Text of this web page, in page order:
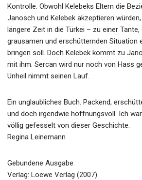
Kontrolle. Obwohl Kelebeks Eltern die
Janosch und Kelebek akzeptieren
längere Zeit in die Türkei – zu einer
grausamen und erschütternden Situation
bringen soll. Doch Kelebek kommt zu
mit ihm. Sercan wird nur noch von Hass
Unheil nimmt seinen Lauf.
Ein unglaubliches Buch. Packend,
und doch irgendwie hoffnungsvoll. Ich
völlig gefesselt von dieser Geschichte.
Regina Leinemann
Gebundene Ausgabe
Verlag: Loewe Verlag (2007)